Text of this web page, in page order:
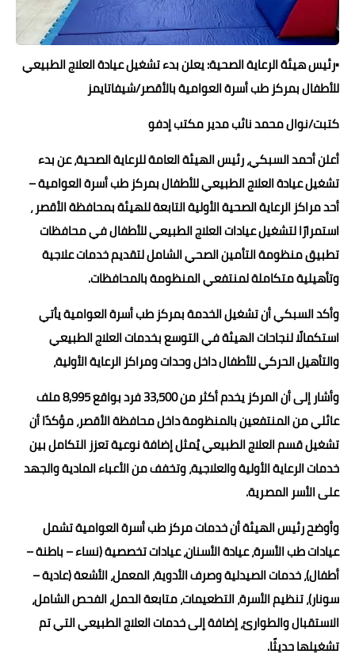
▪︎رئيس هيئة الرعاية الصحية: يعلن بدء تشغيل عيادة العلاج الطبيعي
للأطفال بمركز طب أسرة العوامية بالأقصر/شيفاتايمز
كتبت/نوال محمد نائب مدير مكتب إدفو
أعلن أحمد السبكي، رئيس الهيئة العامة للرعاية الصحية، عن بدء
تشغيل عيادة العلاج الطبيعي للأطفال بمركز طب أسرة العوامية –
أحد مراكز الرعاية الصحية الأولية التابعة للهيئة بمحافظة الأقصر ،
استمرارًا لتشغيل عيادات العلاج الطبيعي للأطفال في محافظات
تطبيق منظومة التأمين الصحي الشامل لتقديم خدمات علاجية
وتأهيلية متكاملة لمنتفعي المنظومة بالمحافظات.
وأكد السبكي أن تشغيل الخدمة بمركز طب أسرة العوامية يأتي
استكمالًا لنجاحات الهيئة في التوسع بخدمات العلاج الطبيعي
والتأهيل الحركي للأطفال داخل وحدات ومراكز الرعاية الأولية،
وأشار إلى أن المركز يخدم أكثر من 33,500 فرد بواقع 8,995 ملف
عائلي من المنتفعين بالمنظومة داخل محافظة الأقصر، مؤكدًا أن
تشغيل قسم العلاج الطبيعي يُمثل إضافة نوعية تعزز التكامل بين
خدمات الرعاية الأولية والعلاجية، وتخفف من الأعباء المادية والجهد
على الأسر المصرية.
وأوضح رئيس الهيئة أن خدمات مركز طب أسرة العوامية تشمل
عيادات طب الأسرة، عيادة الأسنان، عيادات تخصصية (نساء – باطنة –
أطفال)، خدمات الصيدلية وصرف الأدوية، المعمل، الأشعة (عادية –
سونار)، تنظيم الأسرة، التطعيمات، متابعة الحمل، الفحص الشامل،
الاستقبال والطوارئ، إضافة إلى خدمات العلاج الطبيعي التي تم
تشغيلها حديثًا.